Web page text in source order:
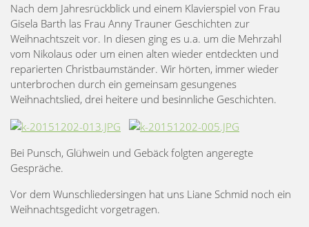
Nach dem Jahresrückblick und einem Klavierspiel von Frau
Gisela Barth las Frau Anny Trauner Geschichten zur
Weihnachtszeit vor. In diesen ging es u.a. um die Mehrzahl
vom Nikolaus oder um einen alten wieder entdeckten und
reparierten Christbaumständer. Wir hörten, immer wieder
unterbrochen durch ein gemeinsam gesungenes
Weihnachtslied, drei heitere und besinnliche Geschichten.
Bei Punsch, Glühwein und Gebäck folgten angeregte
Gespräche.
Vor dem Wunschliedersingen hat uns Liane Schmid noch ein
Weihnachtsgedicht vorgetragen.